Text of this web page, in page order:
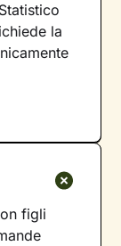
la
figli